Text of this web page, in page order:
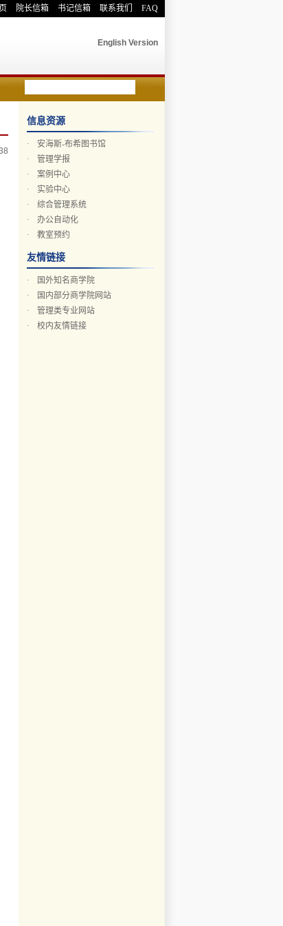
院长信箱 书记信箱 联系我们 FAQ
English Version
信息资源
·
安海斯-布希图书馆
·
管理学报
·
案例中心
·
实验中心
·
综合管理系统
·
办公自动化
·
教室预约
友情链接
·
国外知名商学院
·
国内部分商学院网站
·
管理类专业网站
·
校内友情链接